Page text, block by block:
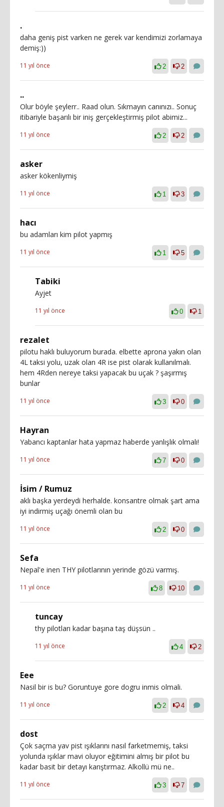
.
daha geniş pist varken ne gerek var kendimizi zorlamaya
demiş:))
11 yıl önce 2 2
..
Olur böyle şeylerr.. Raad olun. Sıkmayın canınızı.. Sonuç
itibariyle başarılı bir iniş gerçekleştirmiş pilot abimiz...
11 yıl önce 2 2
asker
asker kökenliymiş
11 yıl önce 1 3
hacı
bu adamları kim pilot yapmış
11 yıl önce 1 5
Tabiki
Ayjet
11 yıl önce 0 1
rezalet
pilotu haklı buluyorum burada. elbette aprona yakın olan
4L taksi yolu, uzak olan 4R ise pist olarak kullanılmalı.
hem 4Rden nereye taksi yapacak bu uçak ? şaşırmış
bunlar
11 yıl önce 3 0
Hayran
Yabancı kaptanlar hata yapmaz haberde yanlışlık olmalı!
11 yıl önce 7 0
İsim / Rumuz
aklı başka yerdeydi herhalde. konsantre olmak şart ama
iyi indirmiş uçağı önemli olan bu
11 yıl önce 2 0
Sefa
Nepal'e inen THY pilotlarının yerinde gözü varmış.
11 yıl önce 8 10
tuncay
thy pilotları kadar başına taş düşsün ..
11 yıl önce 4 2
Eee
Nasil bir is bu? Goruntuye gore dogru inmis olmali.
11 yıl önce 2 4
dost
Çok saçma yav pist ışıklarını nasıl farketmemiş, taksi
yolunda ışıklar mavi oluyor eğitimini almış bir pilot bu
kadar basit bir detayı karıştırmaz. Alkollü mü ne..
11 yıl önce 3 7